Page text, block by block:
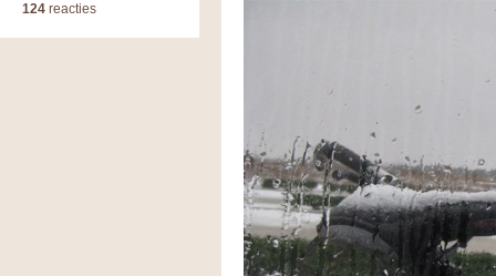
124 reacties